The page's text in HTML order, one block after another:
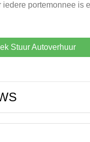
portemonnee is
Stuur Autoverhuur